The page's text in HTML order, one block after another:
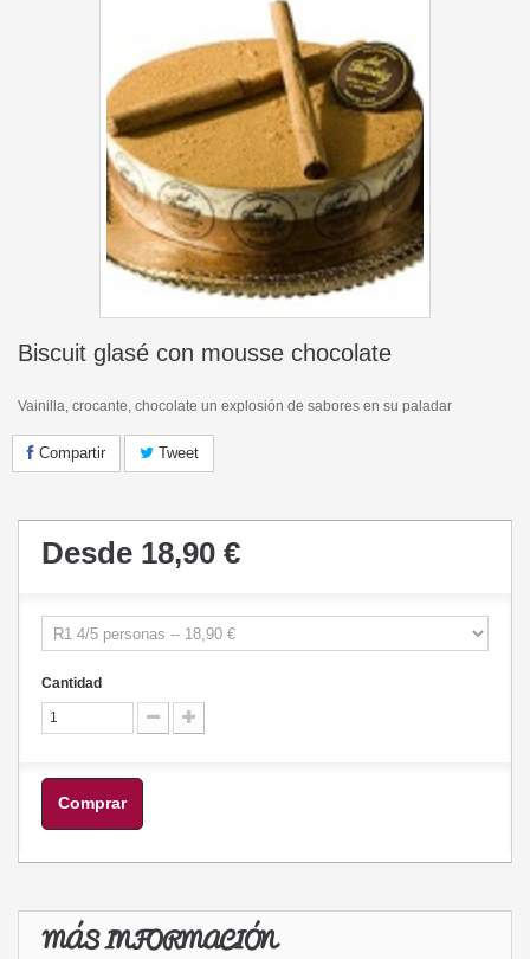
Biscuit glasé con mousse chocolate
Vainilla, crocante, chocolate un explosión de sabores en su paladar
Compartir Tweet
Desde 18,90 €
Cantidad
Comprar
MÁS INFORMACIÓN